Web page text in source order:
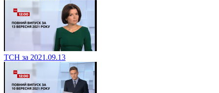
ТСН за 2021.09.13